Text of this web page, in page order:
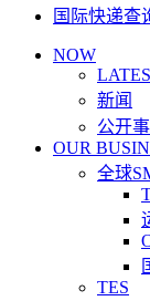
国际快递查
NOW
新闻
公开
OUR
全球
TES